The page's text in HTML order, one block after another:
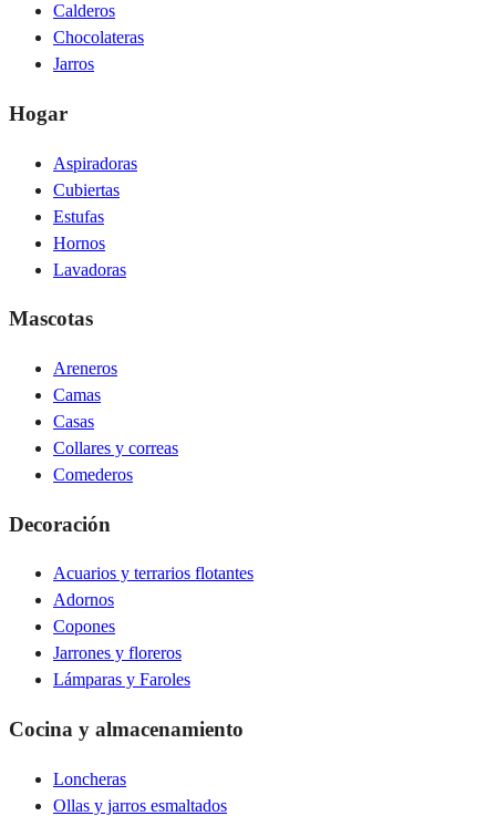
Calderos
Chocolateras
Jarros
Hogar
Aspiradoras
Cubiertas
Estufas
Hornos
Lavadoras
Mascotas
Areneros
Camas
Casas
Collares y correas
Comederos
Decoración
Acuarios y terrarios flotantes
Adornos
Copones
Jarrones y floreros
Lámparas y Faroles
Cocina y almacenamiento
Loncheras
Ollas y jarros esmaltados